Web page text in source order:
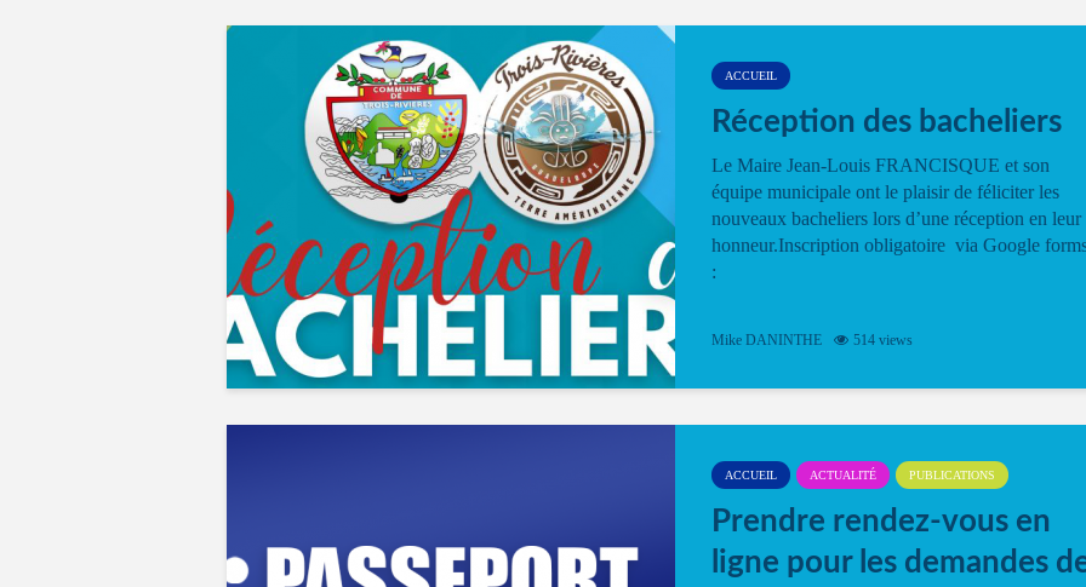
ACCUEIL
Réception des bacheliers
Le Maire Jean-Louis FRANCISQUE et son
équipe municipale ont le plaisir de féliciter les
nouveaux bacheliers lors d’une réception en leur
honneur.Inscription obligatoire via Google
:
Mike DANINTHE 514 views
ACCUEIL ACTUALITÉ PUBLICATIONS
Prendre rendez-vous en
ligne pour les demandes